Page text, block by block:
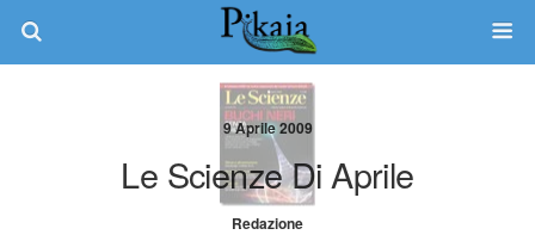
9 Aprile 2009
Le Scienze Di Aprile
Redazione